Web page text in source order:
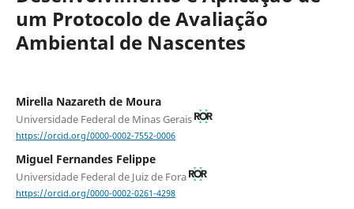
um Protocolo de Avaliação
Ambiental de Nascentes
Mirella Nazareth de Moura
Universidade Federal de Minas Gerais
https://orcid.org/0000-0002-7552-0006
Miguel Fernandes Felippe
Universidade Federal de Juiz de Fora
https://orcid.org/0000-0002-0261-4298